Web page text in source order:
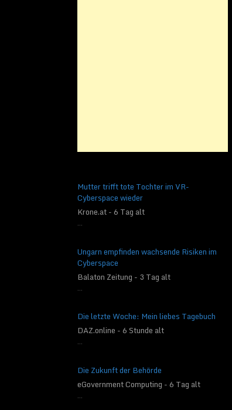
Nach
Projekte
Forschern
und
auf Daten
Wie wir
neu ist, ist
„, sagte
Operating
sind Daten
Laut
den
Analysten
dieser
Während
Wettlauf,
Lage sind,
oben.
Wie
dieser
Mutter trifft tote Tochter im VR-
Cyberspace wieder
Krone.at - 6 Tag alt
...
Ungarn empfinden wachsende Risiken im
Cyberspace
Balaton Zeitung - 3 Tag alt
...
Die letzte Woche: Mein liebes Tagebuch
DAZ.online - 6 Stunde alt
...
Die Zukunft der Behörde
eGovernment Computing - 6 Tag alt
...